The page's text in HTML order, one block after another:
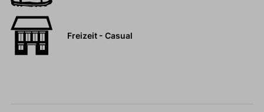
Freizeit - Casual